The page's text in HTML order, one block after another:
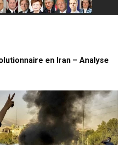
en Iran – Analyse